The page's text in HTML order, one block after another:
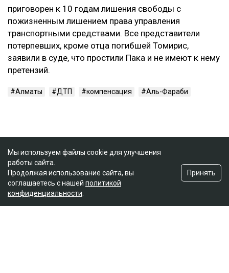
приговорен к 10 годам лишения свободы с
пожизненным лишением права управления
транспортными средствами. Все представители
потерпевших, кроме отца погибшей Томирис,
заявили в суде, что простили Пака и не имеют к нему
претензий.
Алматы ДТП компенсация Аль-Фараби
Мы используем файлы cookie для улучшения
работы сайта.
Продолжая использование сайта, вы
соглашаетесь с нашей политикой
конфиденциальности
Принять